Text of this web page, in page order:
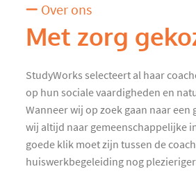
Over ons
Met zorg
StudyWorks selecteert al haar
op hun sociale vaardigheden en
Wanneer wij op zoek gaan naar
wij altijd naar gemeenschappelijke
goede klik moet zijn tussen de
huiswerkbegeleiding nog